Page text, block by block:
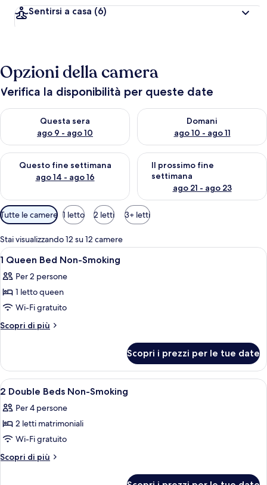
Sentirsi a casa (6)
Opzioni della camera
Verifica la disponibilità per queste date
Questa sera
ago 9 - ago 10
Verifica la disponibilità per questa sera, ago 9 - ago 10
Domani
ago 10 - ago 11
Verifica la disponibilità per
Questo fine settimana
ago 14 - ago 16
Verifica la disponibilità per questo fine settimana, ago 14 -
Il prossimo fine
settimana
ago 21 - ago 23
Verifica la disponibilità per il
Filtri
disponibili
per
le
camere
Tutte le camere 1 letto 2 letti 3+ letti
Stai visualizzando 12 su 12 camere
Apri
tutte
le
foto
per
1
Non-
Smoking
Una camera d'albergo con un letto
5
1 Queen Bed Non-Smoking
Per 2 persone
1 letto queen
Wi-Fi gratuito
Scopri di più
Altri
Queen
Bed
Non-
Scopri i prezzi per le tue date
Apri
tutte
le
foto
per
2
Una camera d'albergo con due letti,
5
2 Double Beds Non-Smoking
Per 4 persone
2 letti matrimoniali
Wi-Fi gratuito
Scopri di più
Altri